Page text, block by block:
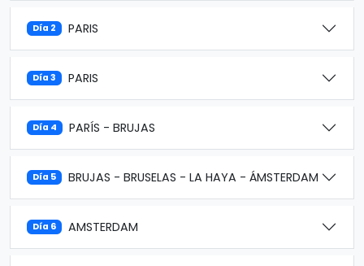
Día 2 PARIS
Día 3 PARIS
Día 4 PARÍS - BRUJAS
Día 5 BRUJAS - BRUSELAS - LA HAYA - ÁMSTERDAM
Día 6 AMSTERDAM